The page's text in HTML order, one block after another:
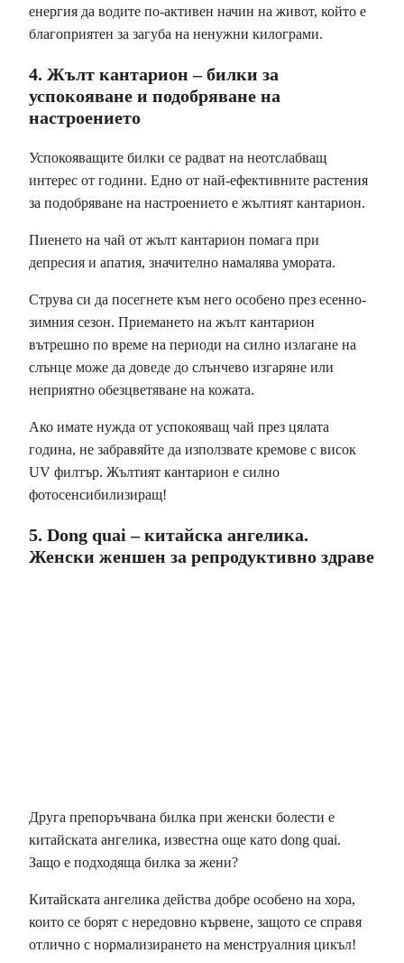
енергия да водите по-активен начин на живот, който е
благоприятен за загуба на ненужни килограми.
4. Жълт кантарион – билки за
успокояване и подобряване на
настроението
Успокояващите билки се радват на неотслабващ
интерес от години. Едно от най-ефективните растения
за подобряване на настроението е жълтият кантарион.
Пиенето на чай от жълт кантарион помага при
депресия и апатия, значително намалява умората.
Струва си да посегнете към него особено през есенно-
зимния сезон. Приемането на жълт кантарион
вътрешно по време на периоди на силно излагане на
слънце може да доведе до слънчево изгаряне или
неприятно обезцветяване на кожата.
Ако имате нужда от успокояващ чай през цялата
година, не забравяйте да използвате кремове с висок
UV филтър. Жълтият кантарион е силно
фотосенсибилизиращ!
5. Dong quai – китайска ангелика.
Женски женшен за репродуктивно здраве
Друга препоръчвана билка при женски болести е
китайската ангелика, известна още като dong quai.
Защо е подходяща билка за жени?
Китайската ангелика действа добре особено на хора,
които се борят с нередовно кървене, защото се справя
отлично с нормализирането на менструалния цикъл!